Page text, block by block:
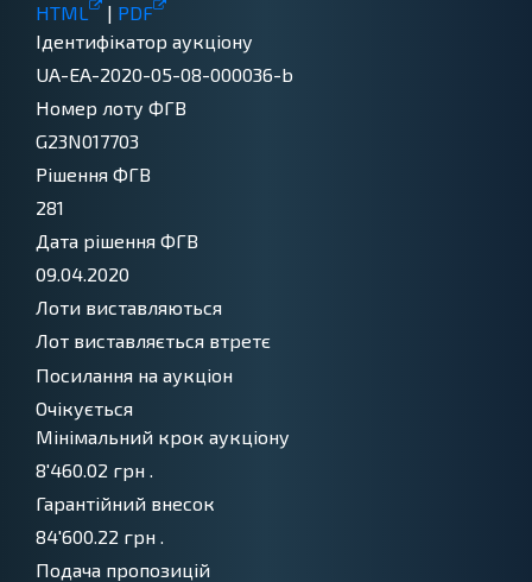
HTML
| PDF
Ідентифікатор аукціону
UA-EA-2020-05-08-000036-b
Номер лоту ФГВ
G23N017703
Рішення ФГВ
281
Дата рішення ФГВ
09.04.2020
Лоти виставляються
Лот виставляється втретє
3
Посилання на аукціон
Очікується
Мінімальний крок аукціону
8'460.02 грн .
Гарантійний внесок
84'600.22 грн .
Подача пропозицій